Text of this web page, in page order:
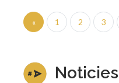
« 1 2 3
Noticies